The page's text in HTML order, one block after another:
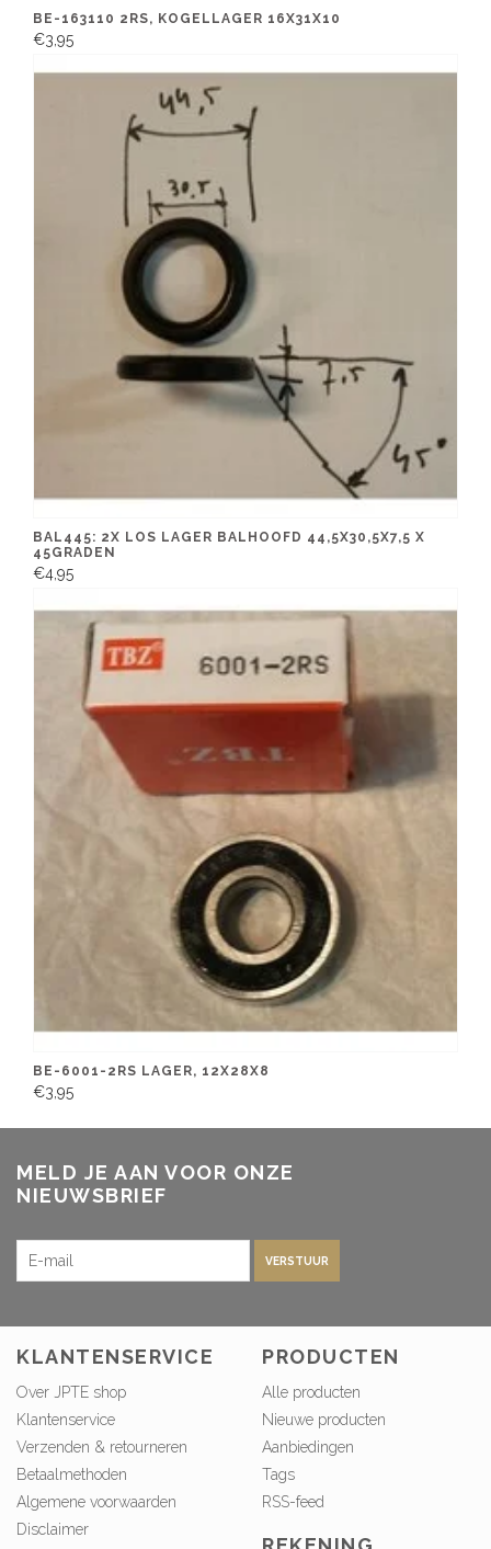
BE-163110 2RS, KOGELLAGER 16X31X10
€3,95
BAL445: 2X LOS LAGER BALHOOFD 44,5X30,5X7,5 X
45GRADEN
€4,95
BE-6001-2RS LAGER, 12X28X8
€3,95
MELD JE AAN VOOR ONZE
NIEUWSBRIEF
VERSTUUR
KLANTENSERVICE
Over JPTE shop
Klantenservice
Verzenden & retourneren
Betaalmethoden
Algemene voorwaarden
Disclaimer
PRODUCTEN
Alle producten
Nieuwe producten
Aanbiedingen
Tags
RSS-feed